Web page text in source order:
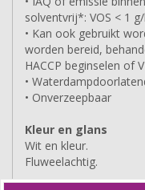
solventvrij*: VOS < 1 g/l
• Kan ook gebruikt
worden bereid,
HACCP beginselen of
•
• Onverzeepbaar
Kleur en glans
Wit en kleur.
Fluweelachtig.